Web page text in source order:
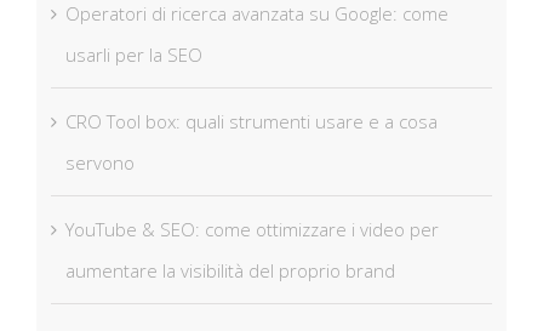
Operatori di ricerca avanzata su Google: come
usarli per la SEO
CRO Tool box: quali strumenti usare e a cosa
servono
YouTube & SEO: come ottimizzare i video per
aumentare la visibilità del proprio brand